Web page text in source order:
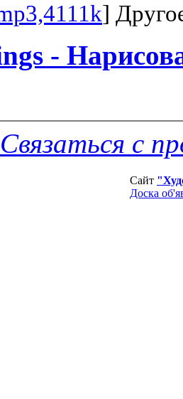
]
-
Связаться с
Сайт
Доска